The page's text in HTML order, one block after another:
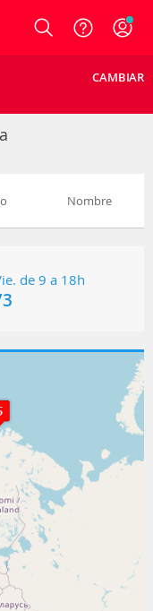
Login
CAMBIAR
Nombre
de 9 a 18h